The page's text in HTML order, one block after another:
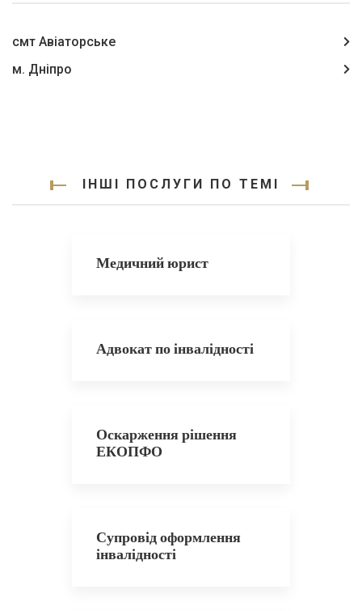
смт Авіаторське
м. Дніпро
ІНШІ ПОСЛУГИ ПО ТЕМІ
Медичний юрист
Адвокат по інвалідності
Оскарження рішення
ЕКОПФО
Супровід оформлення
інвалідності